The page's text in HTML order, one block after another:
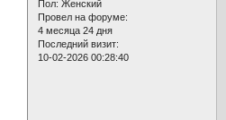
Пол: Женский
Провел на форуме:
4 месяца 24 дня
Последний визит:
10-02-2026 00:28:40